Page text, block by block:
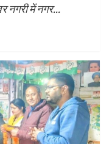
नगरी में नगर...